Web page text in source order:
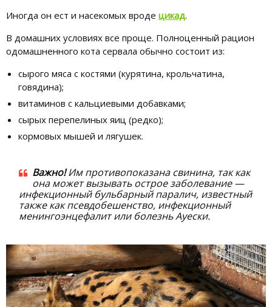
Иногда он ест и насекомых вроде цикад.
В домашних условиях все проще. Полноценный рацион
одомашненного кота сервала обычно состоит из:
сырого мяса с костями (курятина, крольчатина,
говядина);
витаминов с кальциевыми добавками;
сырых перепелиных яиц (редко);
кормовых мышей и лягушек.
Важно!Им противопоказана свинина, так как
она может вызывать острое заболевание —
инфекционный бульбарный паралич, известный
также как псевдобешенство, инфекционный
менингоэнцефалит или болезнь Ауески.